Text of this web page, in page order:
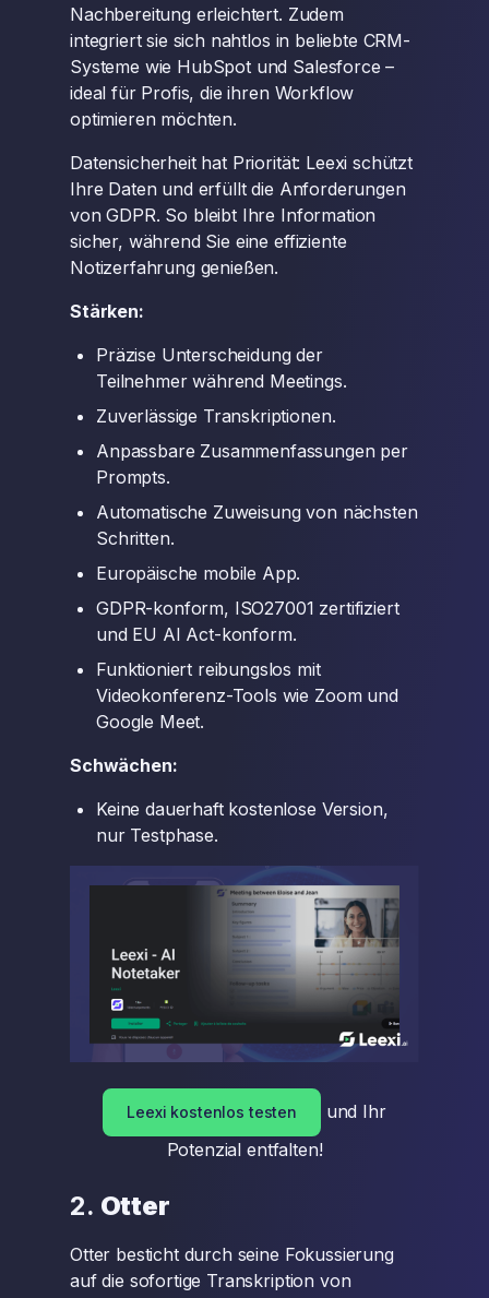
Nachbereitung erleichtert. Zudem
integriert sie sich nahtlos in beliebte CRM-
Systeme wie HubSpot und Salesforce –
ideal für Profis, die ihren Workflow
optimieren möchten.
Datensicherheit hat Priorität: Leexi schützt
Ihre Daten und erfüllt die Anforderungen
von GDPR. So bleibt Ihre Information
sicher, während Sie eine effiziente
Notizerfahrung genießen.
Stärken:
Präzise Unterscheidung der
Teilnehmer während Meetings.
Zuverlässige Transkriptionen.
Anpassbare Zusammenfassungen per
Prompts.
Automatische Zuweisung von nächsten
Schritten.
Europäische mobile App.
GDPR-konform, ISO27001 zertifiziert
und EU AI Act-konform.
Funktioniert reibungslos mit
Videokonferenz-Tools wie Zoom und
Google Meet.
Schwächen:
Keine dauerhaft kostenlose Version,
nur Testphase.
Leexi kostenlos testen
und Ihr
Potenzial entfalten!
2. Otter
Otter besticht durch seine Fokussierung
auf die sofortige Transkription von